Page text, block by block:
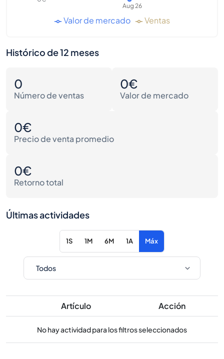
Aug 26
Valor de mercado Ventas
Histórico de 12 meses
0
Número de ventas
0€
Valor de mercado
0€
Precio de venta promedio
0€
Retorno total
Últimas actividades
1S 1M 6M 1A Máx
Artículo Acción
No hay actividad para los filtros seleccionados